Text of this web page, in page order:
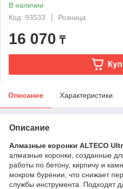
В наличии
Код: 93533
Розница
16 070 ₸
Описание Характеристики
Описание
Алмазные коронки ALTECO
алмазные коронки, созданные
работы по бетону, кирпичу и
мокром бурении, что снижает
службы инструмента. Подходят